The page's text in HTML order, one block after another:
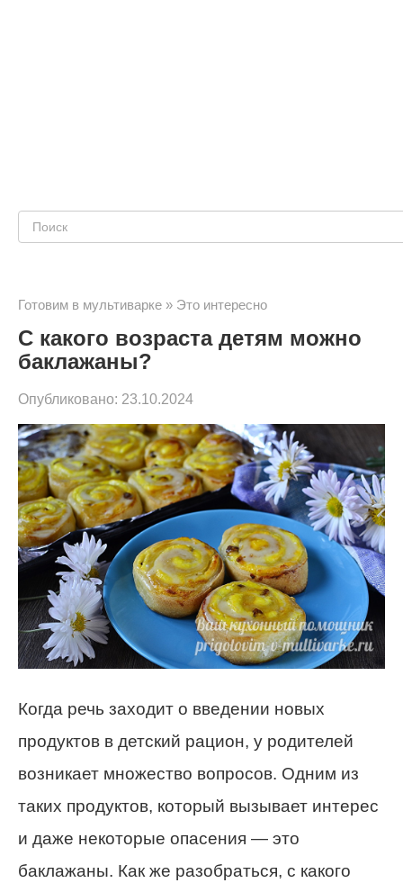
Поиск:
Готовим в мультиварке » Это интересно
С какого возраста детям можно
баклажаны?
Опубликовано: 23.10.2024
Когда речь заходит о введении новых
продуктов в детский рацион, у родителей
возникает множество вопросов. Одним из
таких продуктов, который вызывает интерес
и даже некоторые опасения — это
баклажаны. Как же разобраться, с какого